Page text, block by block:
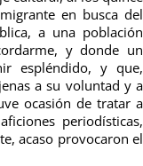
en busca del
a una población
y donde un
espléndido, y que,
a su voluntad y a
ocasión de tratar a
periodísticas,
acaso provocaron el